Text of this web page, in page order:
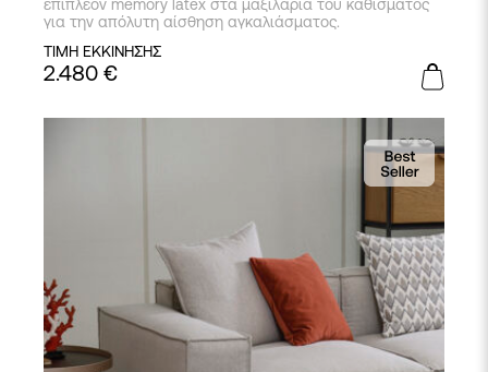
επιπλέον memory latex στα μαξιλάρια του καθίσματος
για την απόλυτη αίσθηση αγκαλιάσματος.
ΤΙΜΗ ΕΚΚΙΝΗΣΗΣ
2.480 €